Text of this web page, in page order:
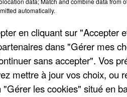
en deux espaces
place des Halles et les
sera maintenue
les mercredis et samedis.
automatically.
en cliquant sur "Accepter
dans "Gérer mes
sans accepter". Vos
mettre à jour vos choix, ou
les cookies" situé en